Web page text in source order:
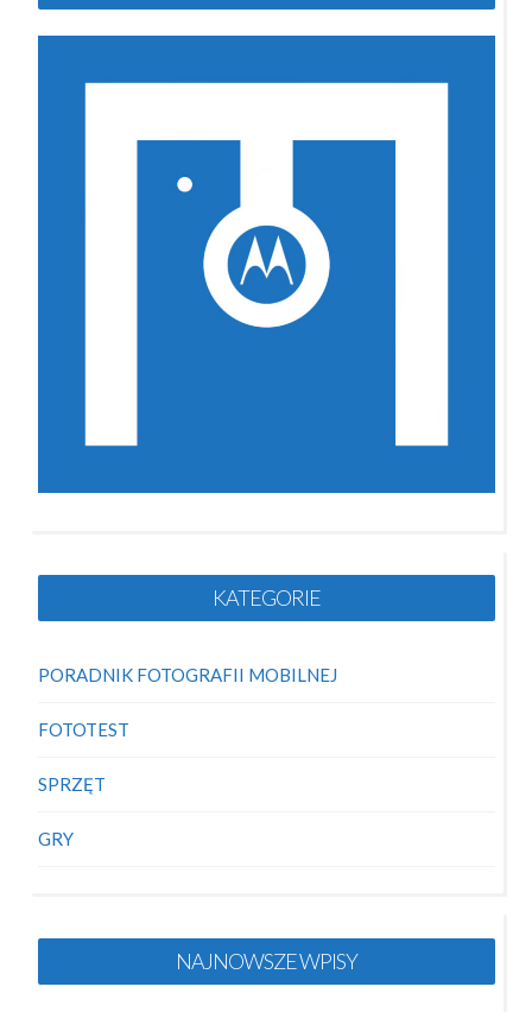
KATEGORIE
PORADNIK FOTOGRAFII MOBILNEJ
FOTOTEST
SPRZĘT
GRY
NAJNOWSZE WPISY